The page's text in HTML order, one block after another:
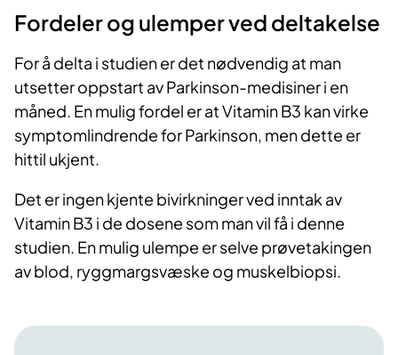
Fordeler og ulemper ved deltakelse
For å delta i studien er det nødvendig at man
utsetter oppstart av Parkinson-medisiner i en
måned. En mulig fordel er at Vitamin B3 kan virke
symptomlindrende for Parkinson, men dette er
hittil ukjent.
Det er ingen kjente bivirkninger ved inntak av
Vitamin B3 i de dosene som man vil få i denne
studien. En mulig ulempe er selve prøvetakingen
av blod, ryggmargsvæske og muskelbiopsi.